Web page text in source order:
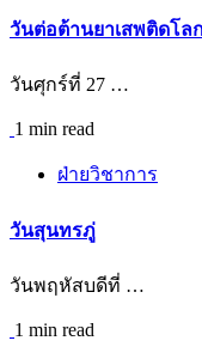
วันต่อต้านยาเสพติดโล
วันศุกร์ที่ 27 …
1 min read
ฝ่ายวิชาการ
วันสุนทรภู่
วันพฤหัสบดีที่ …
1 min read